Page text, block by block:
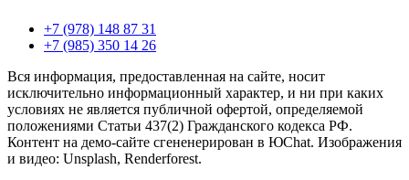
+7 (978) 148 87 31
+7 (985) 350 14 26
Вся информация, предоставленная на сайте, носит
исключительно информационный характер, и ни при каких
условиях не является публичной офертой, определяемой
положениями Статьи 437(2) Гражданского кодекса РФ.
Контент на демо-сайте сгененерирован в ЮChat. Изображения
и видео: Unsplash, Renderforest.